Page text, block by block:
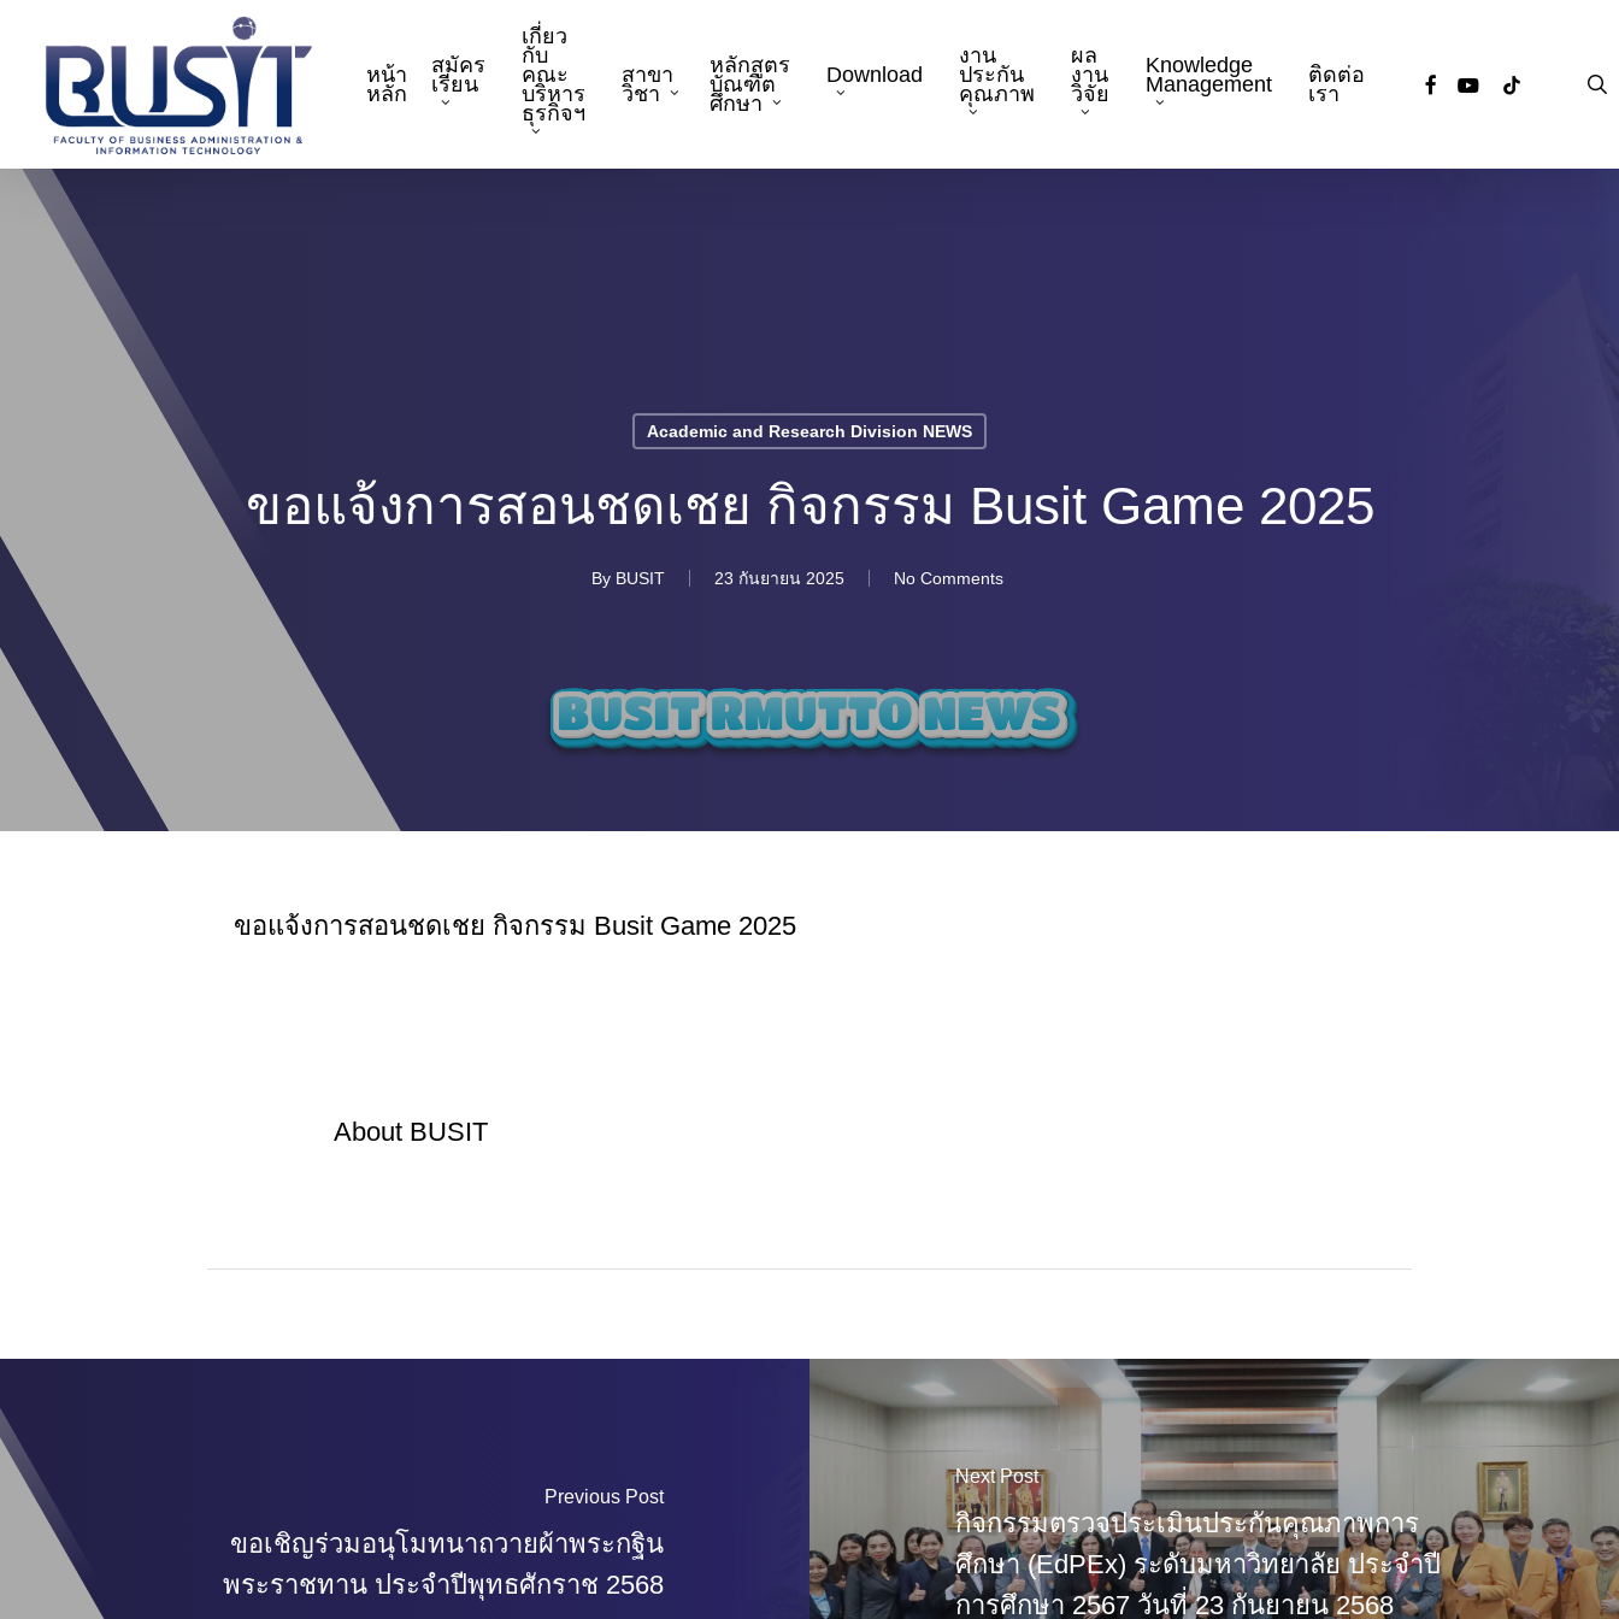
content
หน้า
หลัก
สมัคร
เรียน
เกี่ยว
กับ
คณะ
บริหาร
ธุรกิจฯ
สาขา
วิชา
หลักสูตร
บัณฑิต
ศึกษา
Download
งาน
ประกัน
คุณภาพ
ผล
งาน
วิจัย
Knowledge
Management
ติดต่อ
เรา
facebookyoutube
tiktok
Academic and Research Division NEWS
ขอแจ้งการสอนชดเชย กิจกรรม Busit Game 2025
By BUSIT 23 กันยายน 2025 No Comments
ขอแจ้งการสอนชดเชย กิจกรรม Busit Game 2025
About BUSIT
Previous Post
ขอเชิญร่วมอนุโมทนาถวายผ้าพระกฐิน
พระราชทาน ประจำปีพุทธศักราช 2568
Next Post
กิจกรรมตรวจประเมินประกันคุณภาพการ
ศึกษา (EdPEx) ระดับมหาวิทยาลัย ประจำปี
การศึกษา 2567 วันที่ 23 กันยายน 2568